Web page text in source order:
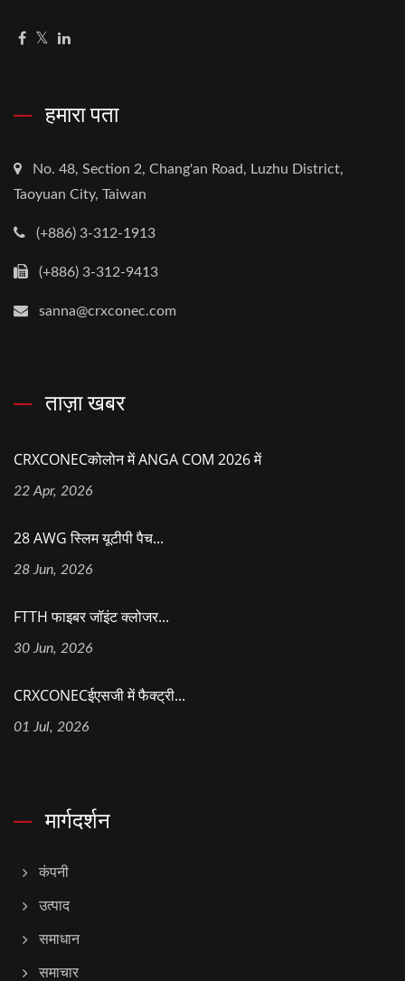
हमारा पता
No. 48, Section 2, Chang'an Road, Luzhu District,
Taoyuan City, Taiwan
(+886) 3-312-1913
(+886) 3-312-9413
sanna@crxconec.com
ताज़ा खबर
CRXCONECकोलोन में ANGA COM 2026 में
22 Apr, 2026
28 AWG स्लिम यूटीपी पैच...
28 Jun, 2026
FTTH फाइबर जॉइंट क्लोजर...
30 Jun, 2026
CRXCONECईएसजी में फैक्ट्री...
01 Jul, 2026
मार्गदर्शन
कंपनी
उत्पाद
समाधान
समाचार